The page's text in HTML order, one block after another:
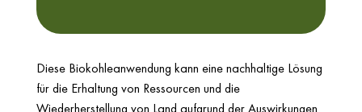
Diese Biokohleanwendung kann eine nachhaltige Lösung
für die Erhaltung von Ressourcen und die
Wiederherstellung von Land aufgrund der Auswirkungen